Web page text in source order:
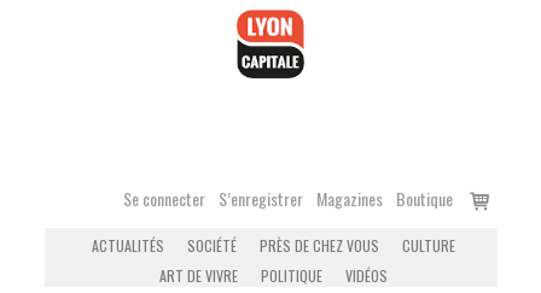
Se connecter S’enregistrer Magazines Boutique
Voir
ACTUALITÉS SOCIÉTÉ PRÈS DE CHEZ VOUS
CULTURE
ART DE VIVRE
POLITIQUE VIDÉOS